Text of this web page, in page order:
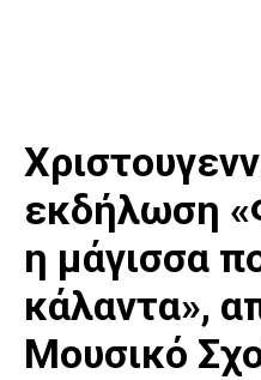
εκδήλωση
η μάγισσα
κάλαντα»,
Μουσικό